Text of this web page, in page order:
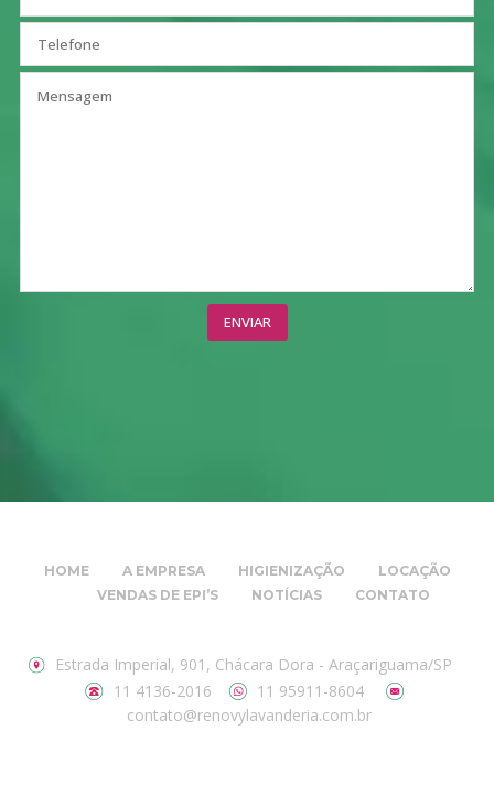
HOME A EMPRESA HIGIENIZAÇÃO
LOCAÇÃO
VENDAS DE EPI’S
NOTÍCIAS CONTATO
Estrada Imperial, 901, Chácara Dora - Araçariguama/SP
11 4136-2016
11 95911-8604
contato@renovylavanderia.com.br